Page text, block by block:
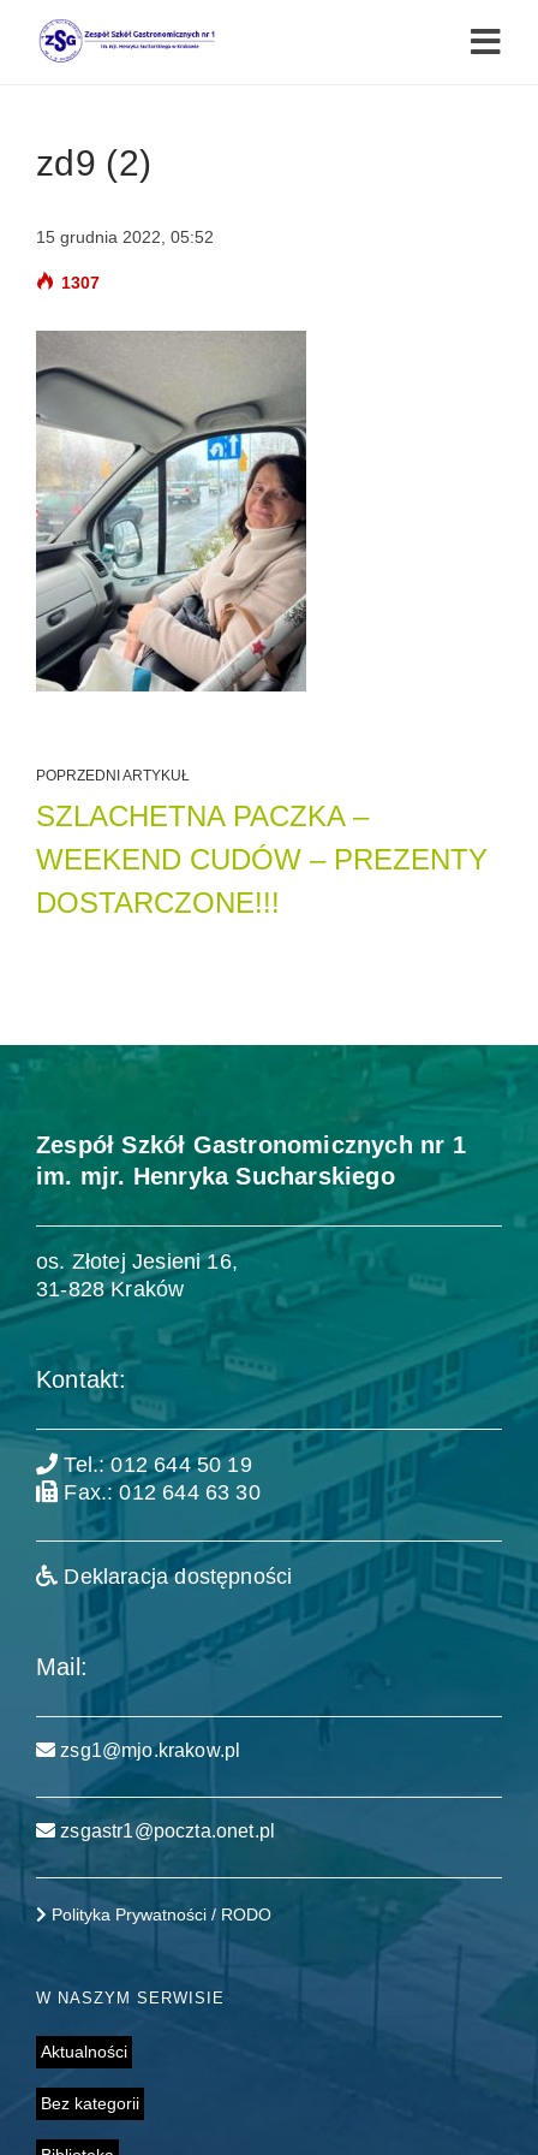
zd9 (2)
15 grudnia 2022, 05:52
1307
POPRZEDNI ARTYKUŁ
SZLACHETNA PACZKA –
WEEKEND CUDÓW – PREZENTY
DOSTARCZONE!!!
Zespół Szkół Gastronomicznych nr 1
im. mjr. Henryka Sucharskiego
os. Złotej Jesieni 16,
31-828 Kraków
Kontakt:
Tel.: 012 644 50 19
Fax.: 012 644 63 30
Deklaracja dostępności
Mail:
zsg1@mjo.krakow.pl
zsgastr1@poczta.onet.pl
Polityka Prywatności / RODO
W NASZYM SERWISIE
Aktualności
Bez kategorii